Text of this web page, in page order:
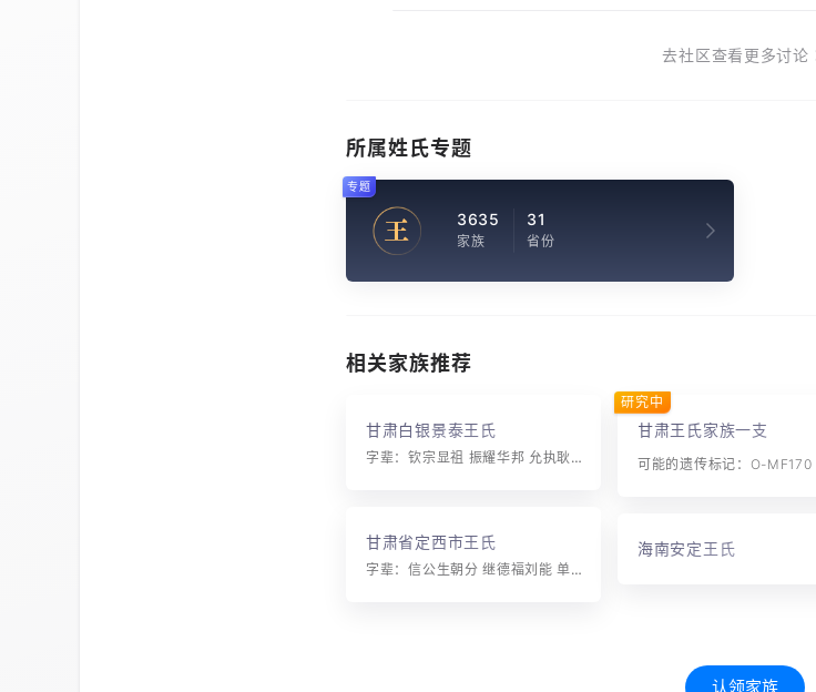
去社区查看更多讨论
所属姓氏专题
王 3635
家族
31
省份
专题
相关家族推荐
甘肃白银景泰王氏
字辈：钦宗显祖 振耀华邦 允执耿介 荣庆万世
甘肃王氏家族一支
可能的遗传标记：O-MF170
研究中
甘肃省定西市王氏
字辈：信公生朝分 继德福刘能 单守用可文 维鸣在世志 肇益传方远 承先应发祥 尊闻希显达 裕士待声扬 树本绳前训 贻谋锡宪章 洪修咸楙勉 运会必隆昌
海南安定王氏
认领家族